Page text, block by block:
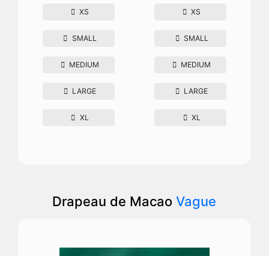
XS
SMALL
MEDIUM
LARGE
XL
XS
SMALL
MEDIUM
LARGE
XL
Drapeau de MacaoVague